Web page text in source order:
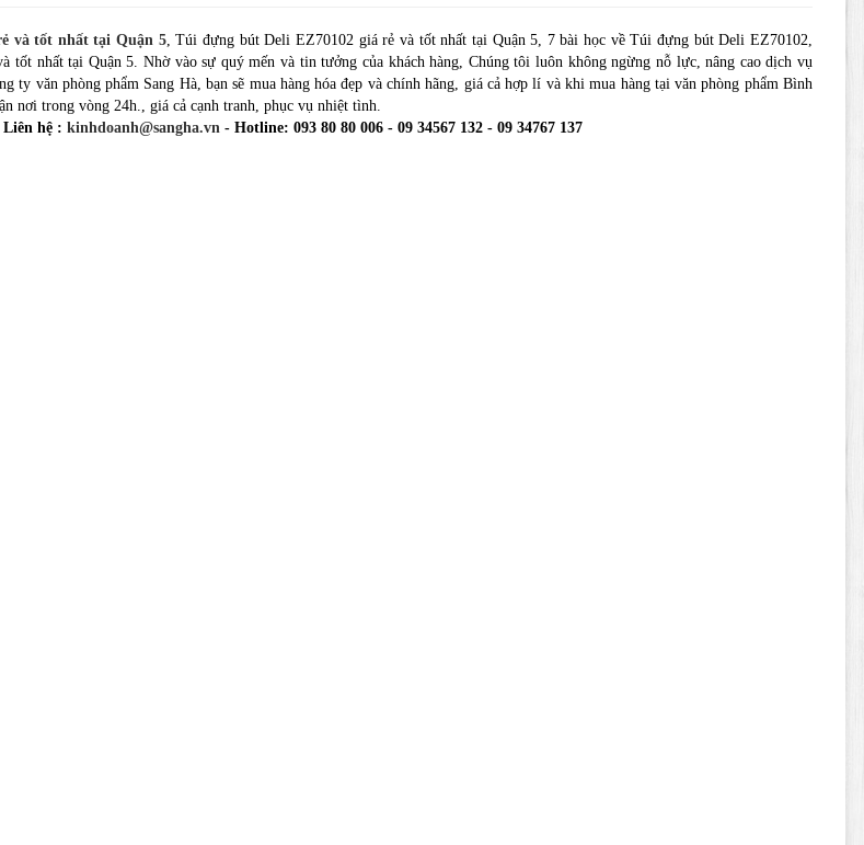
và tốt nhất tại Quận 5, Túi đựng bút Deli EZ70102 giá rẻ và tốt nhất tại Quận 5, 7 bài học về Túi đựng bút Deli EZ70102,
tốt nhất tại Quận 5. Nhờ vào sự quý mến và tin tưởng của khách hàng, Chúng tôi luôn không ngừng nỗ lực, nâng cao dịch vụ
ty văn phòng phẩm Sang Hà, bạn sẽ mua hàng hóa đẹp và chính hãng, giá cả hợp lí và khi mua hàng tại văn phòng phẩm Bình
nơi trong vòng 24h., giá cả cạnh tranh, phục vụ nhiệt tình.
Liên hệ : kinhdoanh@sangha.vn- Hotline: 093 80 80 006 - 09 34567 132 - 09 34767 137